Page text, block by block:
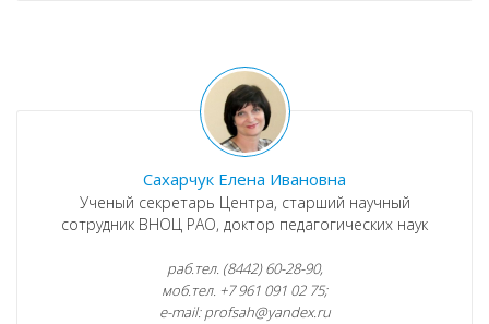
Сахарчук Елена Ивановна
Ученый секретарь Центра, старший научный
сотрудник ВНОЦ РАО, доктор педагогических наук
раб.тел. (8442) 60-28-90,
моб.тел. +7 961 091 02 75;
e-mail: profsah@yandex.ru